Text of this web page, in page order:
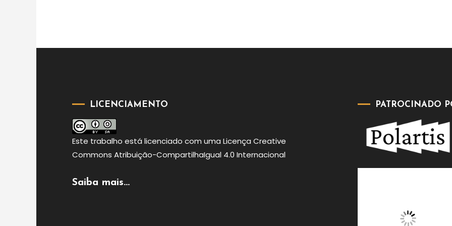
LICENCIAMENTO
Este trabalho está licenciado com uma Licença Creative
Commons Atribuição-CompartilhaIgual 4.0 Internacional
Saiba mais...
PATROCINADO